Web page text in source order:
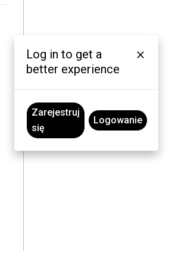
Log in to get a
better experience
Zarejestruj
się
Logowanie